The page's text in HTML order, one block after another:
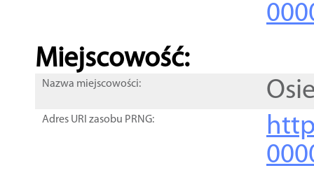
Miejscowość:
Nazwa miejscowości:
Adres URI zasobu PRNG: